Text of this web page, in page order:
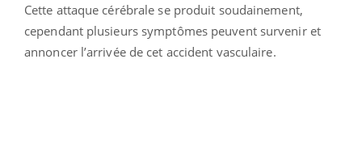
Cette attaque cérébrale se produit soudainement,
cependant plusieurs symptômes peuvent survenir et
annoncer l’arrivée de cet accident vasculaire.